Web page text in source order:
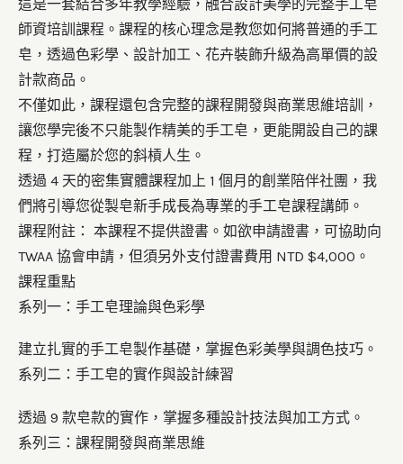
這是一套結合多年教學經驗，融合設計美學的完整手工皂
師資培訓課程。課程的核心理念是教您如何將普通的手工
皂，透過色彩學、設計加工、花卉裝飾升級為高單價的設
計款商品。
不僅如此，課程還包含完整的課程開發與商業思維培訓，
讓您學完後不只能製作精美的手工皂，更能開設自己的課
程，打造屬於您的斜槓人生。
透過 4 天的密集實體課程加上 1 個月的創業陪伴社團，我
們將引導您從製皂新手成長為專業的手工皂課程講師。
課程附註： 本課程不提供證書。如欲申請證書，可協助向
TWAA 協會申請，但須另外支付證書費用 NTD $4,000。
課程重點
系列一：手工皂理論與色彩學
建立扎實的手工皂製作基礎，掌握色彩美學與調色技巧。
系列二：手工皂的實作與設計練習
透過 9 款皂款的實作，掌握多種設計技法與加工方式。
系列三：課程開發與商業思維